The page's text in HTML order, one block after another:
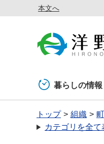
本文へ
暮らしの情報
トップ 組織
カテゴリを全て